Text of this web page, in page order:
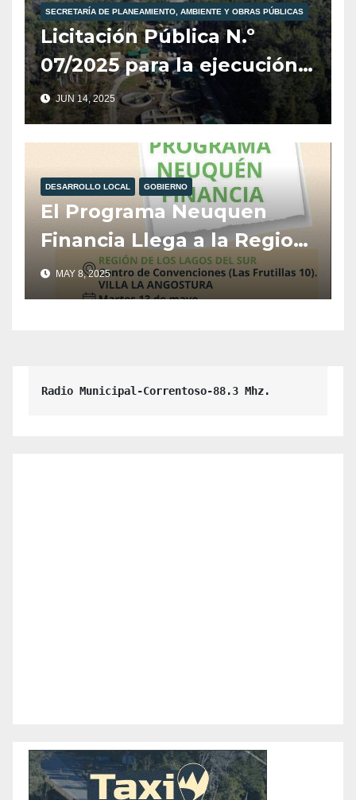
SECRETARÍA DE PLANEAMIENTO, AMBIENTE Y OBRAS PÚBLICAS
Licitación Pública N.º
07/2025 para la ejecución
de la Planta de
Pretratamiento de
Efluentes Cloacales de
Camiones Atmosféricos en
Villa La Angostura.
JUN 14, 2025
DESARROLLO LOCAL GOBIERNO
El Programa Neuquen
Financia Llega a la Region
Los Lagos Del Sur.
MAY 8, 2025
Radio Municipal-Correntoso-88.3 Mhz.